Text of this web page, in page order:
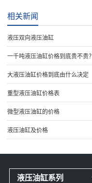
相关新闻
液压双向液压油缸
一千吨液压油缸价格到底贵不贵？
大液压油缸价格到底由什么决定
重型液压油缸价格表
微型液压油缸的价格
液压油缸及价格
液压油缸系列